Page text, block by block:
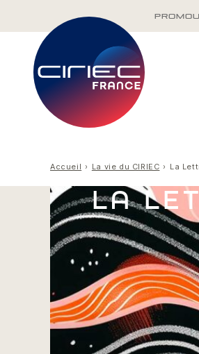
Accueil La vie du CIRIEC La
LA